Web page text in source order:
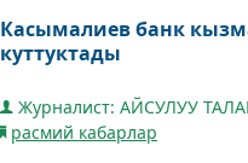
Касымалиев банк
куттуктады
Журналист: АЙСУЛУУ
расмий кабарлар